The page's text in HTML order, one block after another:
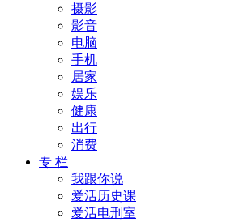
摄影
影音
电脑
手机
居家
娱乐
健康
出行
消费
专 栏
我跟你说
爱活历史课
爱活电刑室